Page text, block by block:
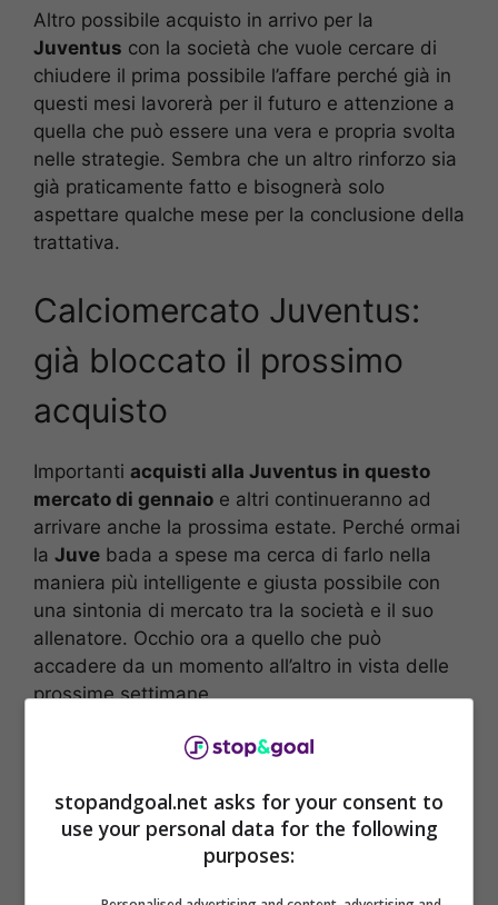
Altro possibile acquisto in arrivo per la
Juventus con la società che vuole cercare di
chiudere il prima possibile l’affare perché già in
questi mesi lavorerà per il futuro e attenzione a
quella che può essere una vera e propria svolta
nelle strategie. Sembra che un altro rinforzo sia
già praticamente fatto e bisognerà solo
aspettare qualche mese per la conclusione della
trattativa.
Calciomercato Juventus:
già bloccato il prossimo
acquisto
Importanti acquisti alla Juventus in questo
mercato di gennaio e altri continueranno ad
arrivare anche la prossima estate. Perché ormai
la Juve bada a spese ma cerca di farlo nella
maniera più intelligente e giusta possibile con
una sintonia di mercato tra la società e il suo
allenatore. Occhio ora a quello che può
accadere da un momento all’altro in vista delle
prossime settimane.
stopandgoal.net asks for your consent to
use your personal data for the following
purposes: